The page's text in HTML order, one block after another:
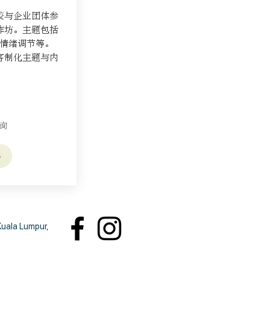
与企业团体参
坊。主题包括
绪调节等。
制化主题与内
Lumpur,